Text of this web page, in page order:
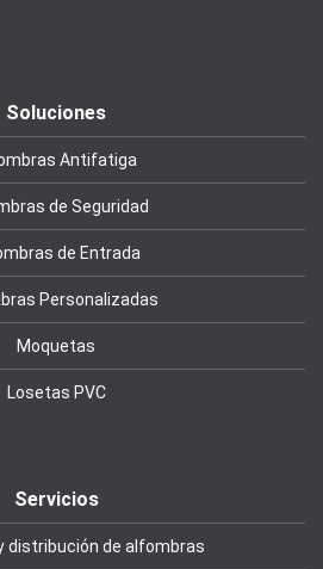
Soluciones
Antifatiga
de Seguridad
de Entrada
Personalizadas
Moquetas
Losetas PVC
Servicios
distribución de alfombras